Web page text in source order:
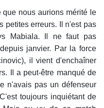
nous aurions mérité le
petites erreurs. Il n'est pas
Mabiala. Il ne faut pas
janvier. Par la force
il vient d'enchaîner
Il a peut-être manqué de
n'avais pas un défenseur
toujours inquiétant de